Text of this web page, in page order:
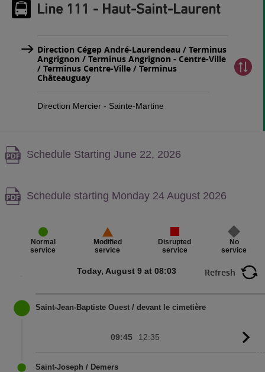
Line 111 - Haut-Saint-Laurent
Direction Cégep André-Laurendeau / Terminus
Angrignon / Terminus Angrignon - Centre-Ville
/ Terminus Centre-Ville / Terminus
Châteauguay
Direction Mercier - Sainte-Martine
Warning,
Schedule Starting June 22, 2026
Warning,
Schedule starting Monday 24 August 2026
Normal
service
Modified
service
Disrupted
service
No
service
Today, August 9 at 08:03 Refresh
Saint-Jean-Baptiste Ouest / devant le cimetière
to
09:45 12:35
Saint-Joseph / Demers